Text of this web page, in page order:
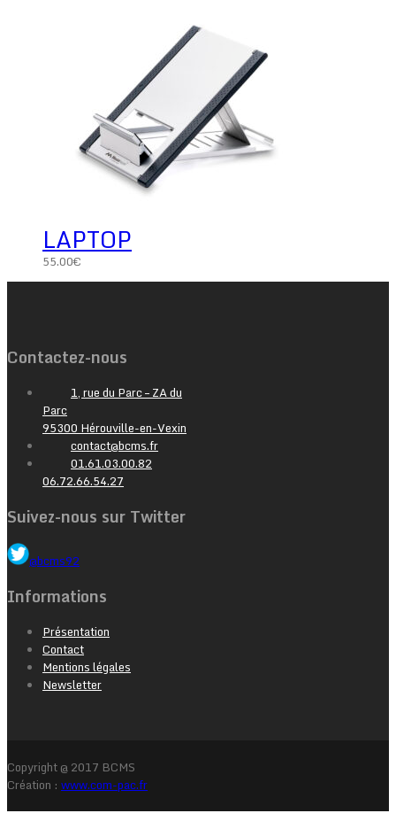
LAPTOP
55.00€
Contactez-nous
1, rue du Parc – ZA du
Parc
95300 Hérouville-en-Vexin
contact@bcms.fr
01.61.03.00.82
06.72.66.54.27
Suivez-nous sur Twitter
@bcms92
Informations
Présentation
Contact
Mentions légales
Newsletter
Copyright @ 2017 BCMS
Création : www.com-pac.fr